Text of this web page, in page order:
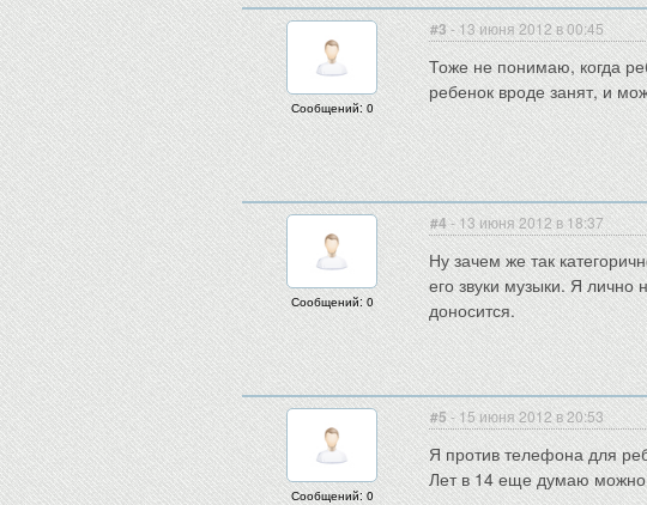
Сообщений: 0
#3- 13 июня 2012 в 00:45
Тоже не понимаю, когда
ребенок вроде занят, и
Сообщений: 0
#4- 13 июня 2012 в 18:37
Ну зачем же так
его звуки музыки. Я лично
доносится.
Сообщений: 0
#5- 15 июня 2012 в 20:53
Я против телефона для
Лет в 14 еще думаю можно